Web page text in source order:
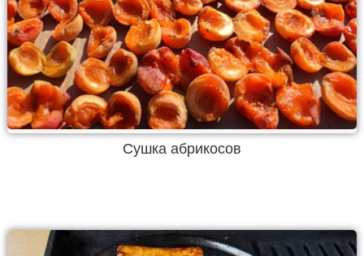
Сушка абрикосов